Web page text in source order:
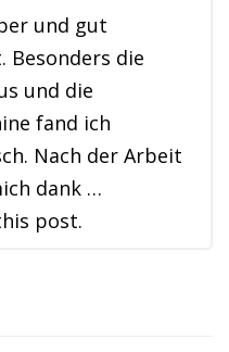
und gut
Besonders die
und die
fand ich
Nach der Arbeit
dank …
post.